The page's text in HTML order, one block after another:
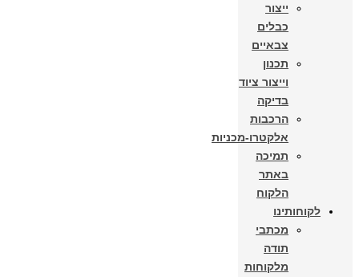
ייצור
כבלים
צבאיים
תכנון
וייצור ציוד
בדיקה
הרכבות
אלקטרו-מכניות
תמיכה
באתר
הלקוח
לקוחותינו
מכתבי
תודה
מלקוחות